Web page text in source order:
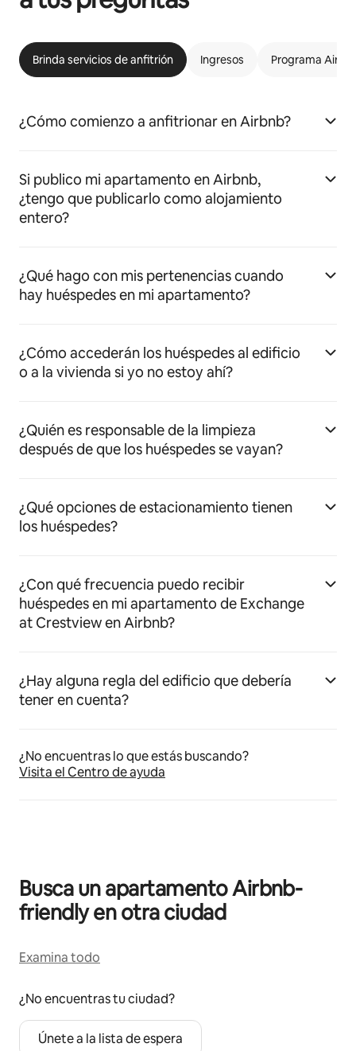
Brinda servicios de anfitrión Ingresos Programa
¿Cómo comienzo a anfitrionar en Airbnb?
Si publico mi apartamento en Airbnb,
¿tengo que publicarlo como alojamiento
entero?
¿Qué hago con mis pertenencias cuando
hay huéspedes en mi apartamento?
¿Cómo accederán los huéspedes al edificio
o a la vivienda si yo no estoy ahí?
¿Quién es responsable de la limpieza
después de que los huéspedes se vayan?
¿Qué opciones de estacionamiento tienen
los huéspedes?
¿Con qué frecuencia puedo recibir
huéspedes en mi apartamento de Exchange
at Crestview en Airbnb?
¿Hay alguna regla del edificio que debería
tener en cuenta?
¿No encuentras lo que estás buscando?
Visita el Centro de ayuda
Busca un apartamento Airbnb-
friendly en otra ciudad
Examina todo
¿No encuentras tu ciudad?
Únete a la lista de espera